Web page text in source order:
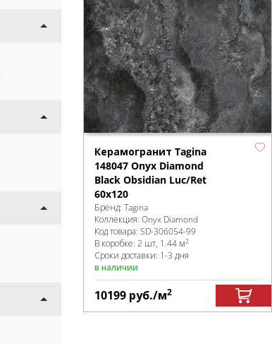
Керамогранит Tagina
148047 Onyx Diamond
Black Obsidian Luc/Ret
60x120
Бренд: Tagina
Коллекция: Onyx Diamond
Код товара: SD-306054-99
В коробке: 2 шт, 1.44 м2
Сроки доставки: 1-3 дня
в наличии
10199 руб./м2